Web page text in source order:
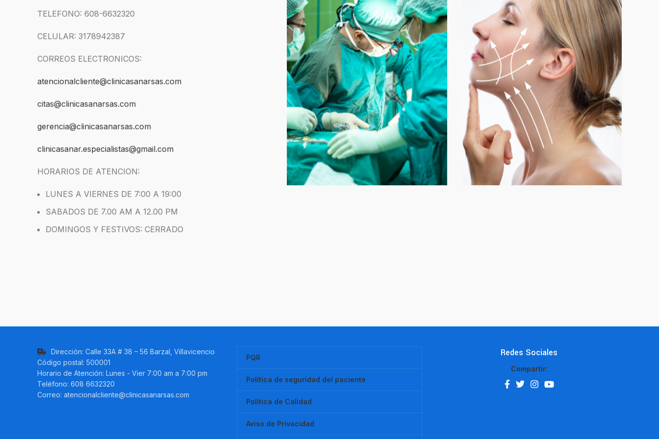
TELEFONO: 608-6632320
CELULAR: 3178942387
CORREOS ELECTRONICOS:
atencionalcliente@clinicasanarsas.com
citas@clinicasanarsas.com
gerencia@clinicasanarsas.com
clinicasanar.especialistas@gmail.com
HORARIOS DE ATENCION:
LUNES A VIERNES DE 7:00 A 19:00
SABADOS DE 7.00 AM A 12.00 PM
DOMINGOS Y FESTIVOS: CERRADO
Dirección: Calle 33A # 38 – 56 Barzal, Villavicencio
Código postal: 500001
Horario de Atención: Lunes - Vier 7:00 am a 7:00 pm
Teléfono: 608 6632320
Correo: atencionalcliente@clinicasanarsas.com
PQR
Política de seguridad del paciente
Política de Calidad
Aviso de Privacidad
Redes Sociales
Compartir: